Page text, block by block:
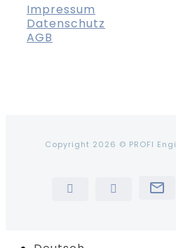
Impressum
Datenschutz
AGB
Copyright 2026 © PROFI
LinkedInYouTube